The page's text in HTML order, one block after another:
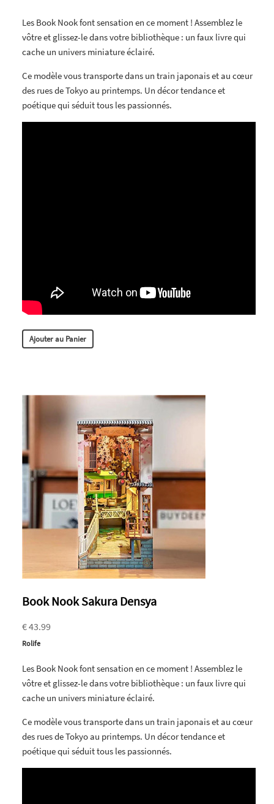
Les Book Nook font sensation en ce moment ! Assemblez le
vôtre et glissez-le dans votre bibliothèque : un faux livre qui
cache un univers miniature éclairé.
Ce modèle vous transporte dans un train japonais et au cœur
des rues de Tokyo au printemps. Un décor tendance et
poétique qui séduit tous les passionnés.
Ajouter au Panier
Book Nook Sakura Densya
€ 43.99
Rolife
Les Book Nook font sensation en ce moment ! Assemblez le
vôtre et glissez-le dans votre bibliothèque : un faux livre qui
cache un univers miniature éclairé.
Ce modèle vous transporte dans un train japonais et au cœur
des rues de Tokyo au printemps. Un décor tendance et
poétique qui séduit tous les passionnés.